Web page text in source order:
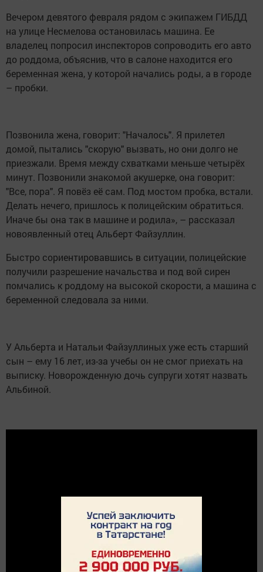
Вечером девятого февраля рядом с экипажем ГИБДД
на улице Несмелова остановилась машина. Ее
владелец попросил инспекторов сопроводить его авто
до роддома, объяснив, что в салоне находится его
беременная жена, у которой начались роды, а в городе
– пробки.
Позвонила жена, говорит: "Началось". Я прилетел
домой, пытались "скорую" вызвать, но они долго не
приезжали. Время между схватками меньше четырёх
минут. Позвонили знакомой акушерке, она говорит:
"Все, пора". Я повёз её сам. Под мостом пробка, встали.
Делать нечего, пришлось к полицейским обратиться.
Иначе бы она так в машине и родила», – рассказал
новоявленный отец Альберт Файзуллин.
Быстро сориентировавшись в ситуации, полицейские
получили разрешение начальства и под вой сирен
помчались к роддому на высокой скорости, а машина с
беременной следовала за ними.
У Альберта и Натальи Файзуллиных уже есть старший
сын – ему 16 лет, из-за учебы он не смог приехать на
выписку. Новорожденную дочь супруги хотят назвать
Альбиной.